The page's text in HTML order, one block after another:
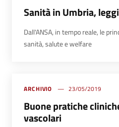
Sanità in Umbria,
Dall'ANSA, in tempo reale, le
sanità, salute e welfare
ARCHIVIO 23/05/2019
Buone pratiche
vascolari